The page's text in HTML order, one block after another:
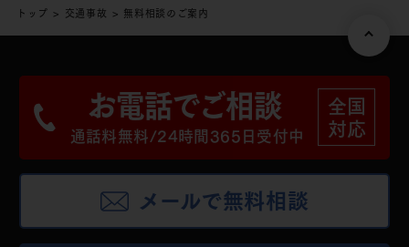
トップ 交通事故 無料相談のご案内
お電話でご相談
通話料無料/24時間365日受付中
全国
対応
メールで無料相談